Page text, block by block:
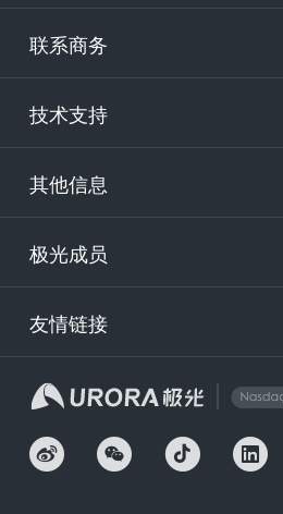
联系商务
技术支持
其他信息
极光成员
友情链接